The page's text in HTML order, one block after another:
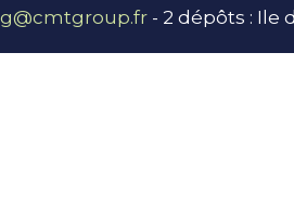
- 2 dépôts : Ile